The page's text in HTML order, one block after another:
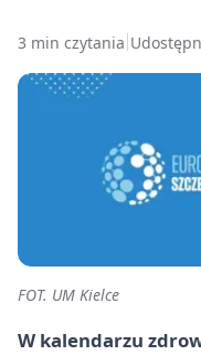
3 min czytania
FOT. UM Kielce
W kalendarzu